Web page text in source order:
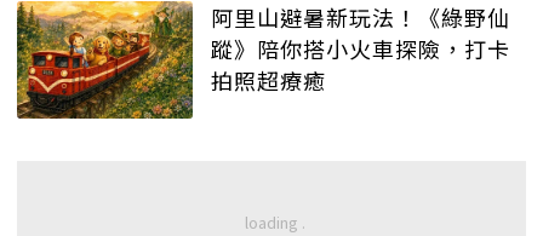
阿里山避暑新玩法！《綠野仙
蹤》陪你搭小火車探險，打卡
拍照超療癒